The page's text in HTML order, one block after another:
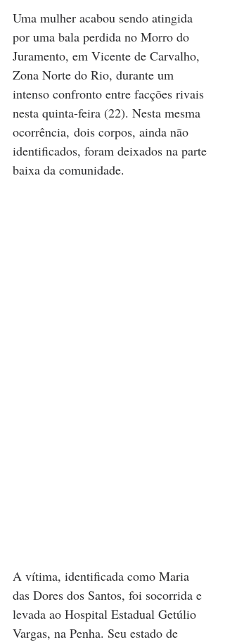
Uma mulher acabou sendo atingida
por uma bala perdida no Morro do
Juramento, em Vicente de Carvalho,
Zona Norte do Rio, durante um
intenso confronto entre facções rivais
nesta quinta-feira (22). Nesta mesma
ocorrência, dois corpos, ainda não
identificados, foram deixados na parte
baixa da comunidade.
A vítima, identificada como Maria
das Dores dos Santos, foi socorrida e
levada ao Hospital Estadual Getúlio
Vargas, na Penha. Seu estado de